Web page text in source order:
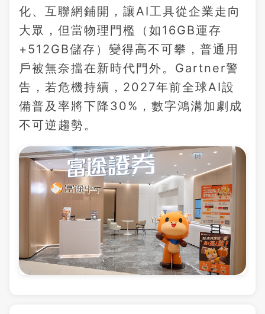
化、互聯網鋪開，讓AI工具從企業走向
大眾，但當物理門檻（如16GB運存
+512GB儲存）變得高不可攀，普通用
戶被無奈擋在新時代門外。Gartner警
告，若危機持續，2027年前全球AI設
備普及率將下降30%，數字鴻溝加劇成
不可逆趨勢。